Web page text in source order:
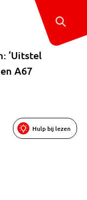
‘Uitstel
A67
Hulp bij lezen